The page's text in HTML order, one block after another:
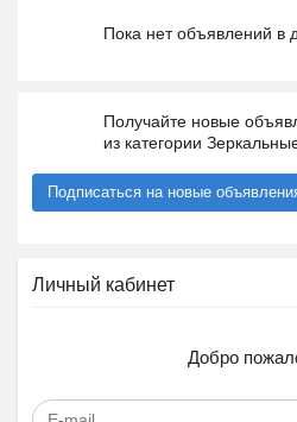
Пока нет объявлений в
Получайте новые
из категории
Подписаться на новые
Личный кабинет
Добро